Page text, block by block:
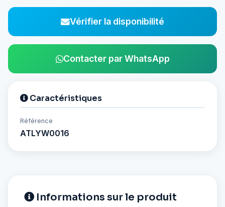
Vérifier la disponibilité
Contacter par WhatsApp
Caractéristiques
Référence
ATLYW0016
Informations sur le produit